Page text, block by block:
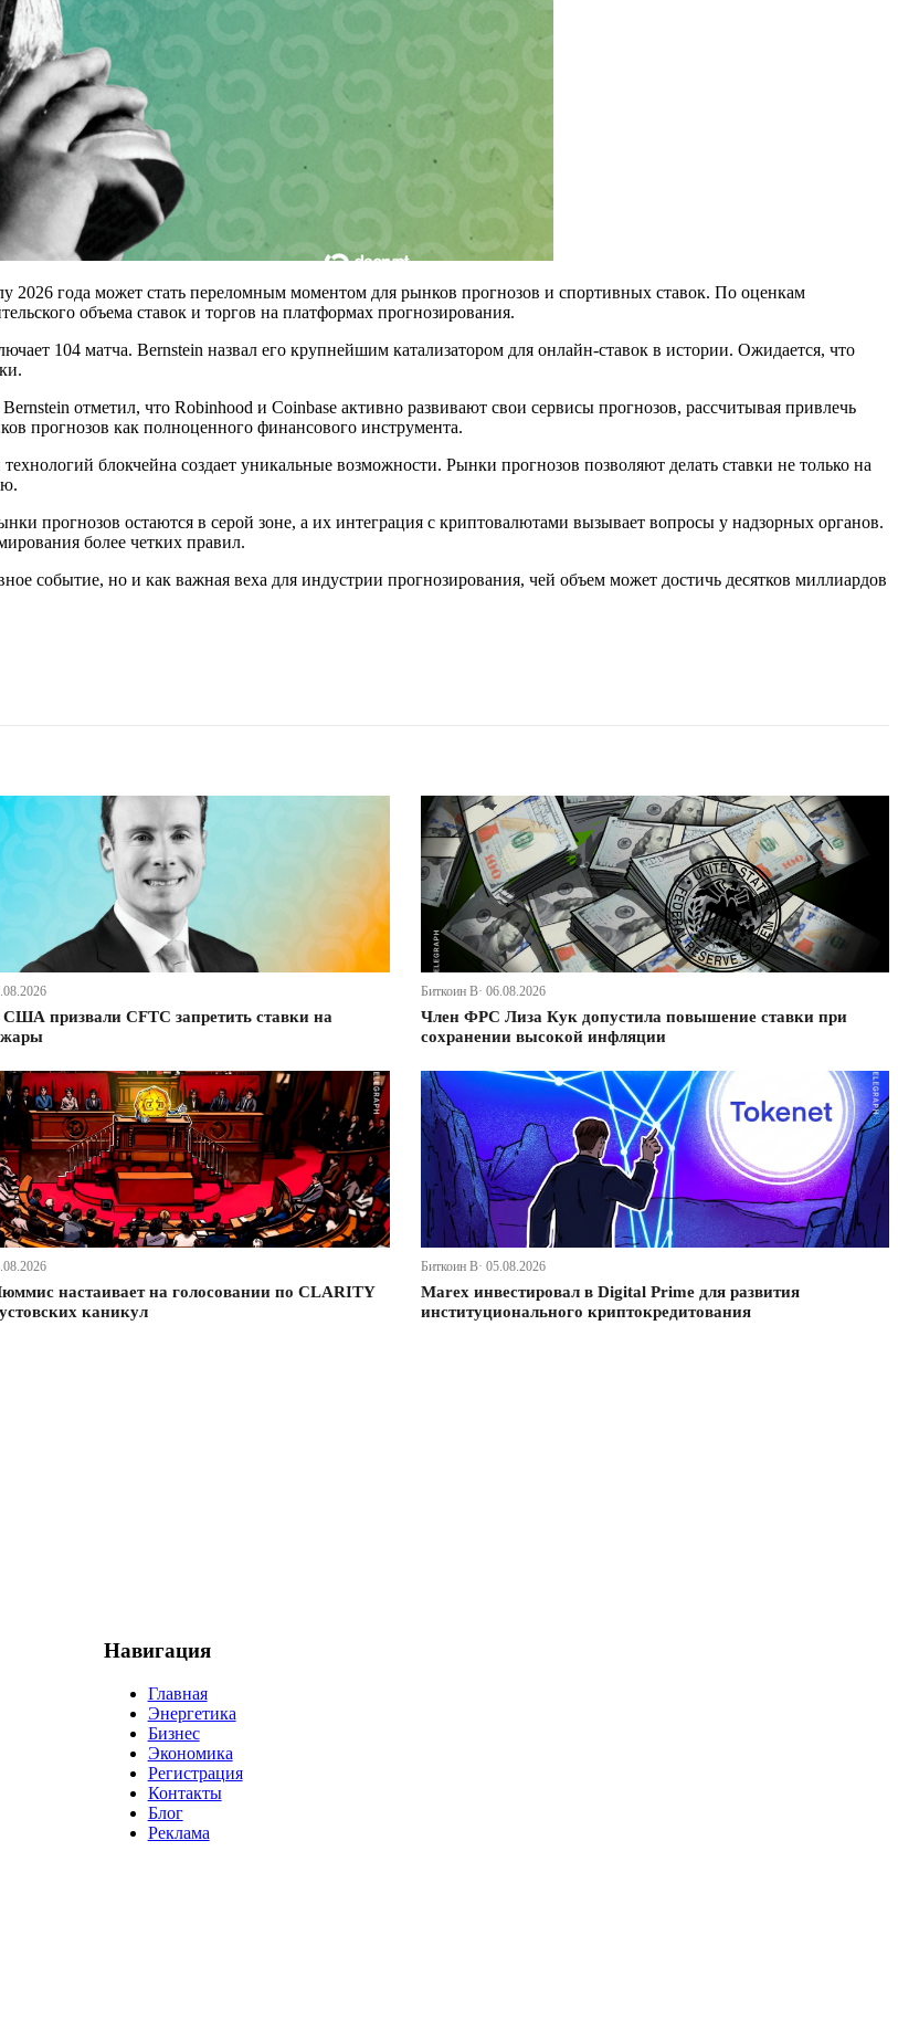
2026 года может стать переломным моментом для рынков прогнозов и спортивных ставок. По оценкам
объема ставок и торгов на платформах прогнозирования.
104 матча. Bernstein назвал его крупнейшим катализатором для онлайн-ставок в истории. Ожидается, что
отметил, что Robinhood и Coinbase активно развивают свои сервисы прогнозов, рассчитывая привлечь
прогнозов как полноценного финансового инструмента.
блокчейна создает уникальные возможности. Рынки прогнозов позволяют делать ставки не только на
прогнозов остаются в серой зоне, а их интеграция с криптовалютами вызывает вопросы у надзорных органов.
более четких правил.
событие, но и как важная веха для индустрии прогнозирования, чей объем может достичь десятков миллиардов
призвали CFTC запретить ставки на
Биткоин В· 06.08.2026
Член ФРС Лиза Кук допустила повышение ставки при
сохранении высокой инфляции
настаивает на голосовании по CLARITY
каникул
Биткоин В· 05.08.2026
Marex инвестировал в Digital Prime для развития
институционального криптокредитования
Навигация
Главная
Энергетика
Бизнес
Экономика
Регистрация
Контакты
Блог
Реклама